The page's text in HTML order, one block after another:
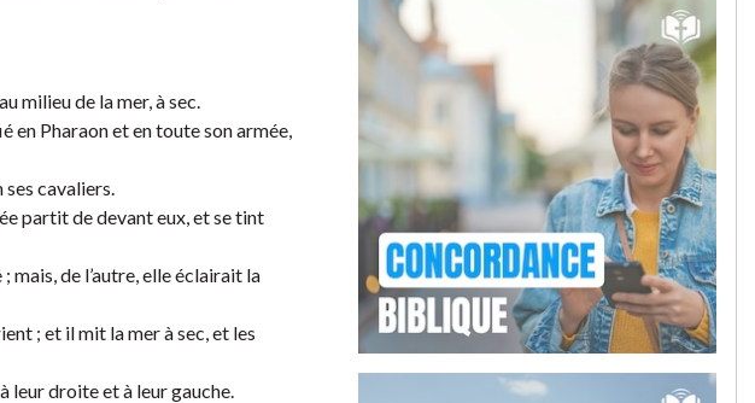
milieu de la mer, à sec.
Pharaon et en toute son armée,
cavaliers.
partit de devant eux, et se tint
mais, de l’autre, elle éclairait la
; et il mit la mer à sec, et les
leur droite et à leur gauche.